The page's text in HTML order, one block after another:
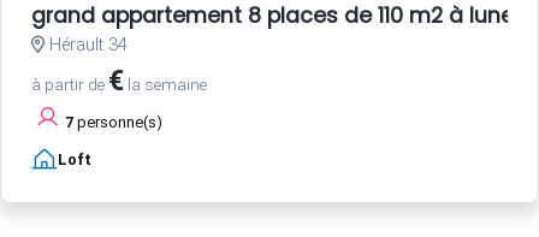
grand appartement 8 places de 110 m2 à lunel
Hérault 34
à partir de € la semaine
7 personne(s)
Loft